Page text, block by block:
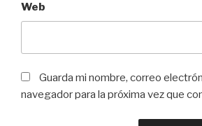
Web
Guarda mi nombre, correo
navegador para la próxima vez que